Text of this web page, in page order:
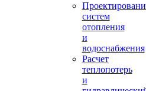
систем
отопления
и
водоснабжения
Расчет
теплопотерь
и